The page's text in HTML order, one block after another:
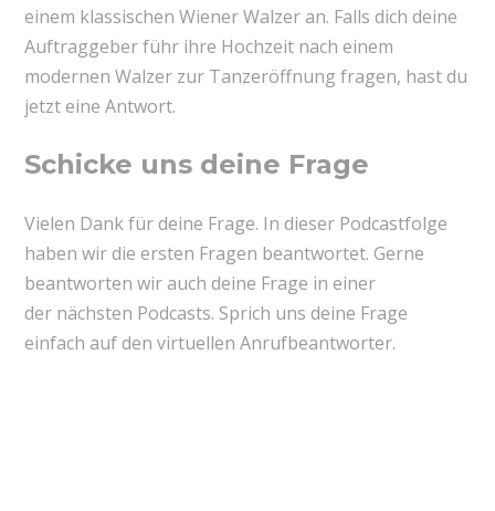
einem klassischen Wiener Walzer an. Falls dich deine
Auftraggeber führ ihre Hochzeit nach einem
modernen Walzer zur Tanzeröffnung fragen, hast du
jetzt eine Antwort.
Schicke uns deine Frage
Vielen Dank für deine Frage. In dieser Podcastfolge
haben wir die ersten Fragen beantwortet. Gerne
beantworten wir auch deine Frage in einer
der nächsten Podcasts. Sprich uns deine Frage
einfach auf den virtuellen Anrufbeantworter.